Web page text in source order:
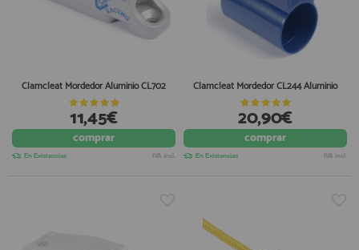
Clamcleat Mordedor Aluminio CL702
11,45€
comprar
En Existencias IVA incl.
Clamcleat Mordedor CL244 Aluminio
20,90€
comprar
En Existencias IVA incl.